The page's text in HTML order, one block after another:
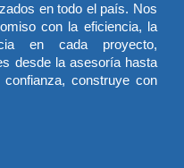
en todo el país. Nos
con la eficiencia, la
en cada proyecto,
desde la asesoría hasta
construye con